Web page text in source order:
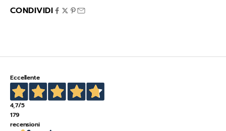
CONDIVIDI
Eccellente
4,7/5
179
recensioni